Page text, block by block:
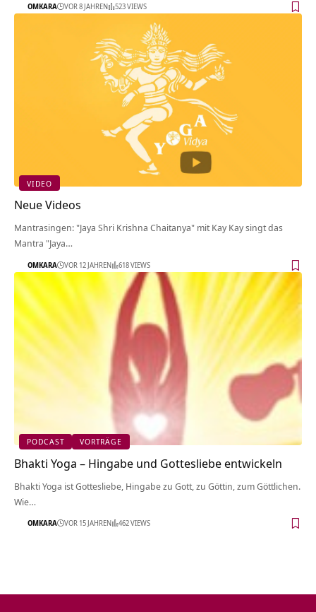
OMKARA VOR 8 JAHREN 523 VIEWS
VIDEO
Neue Videos
Mantrasingen: "Jaya Shri Krishna Chaitanya" mit Kay Kay singt das
Mantra "Jaya…
OMKARA VOR 12 JAHREN 618 VIEWS
PODCAST VORTRÄGE
Bhakti Yoga – Hingabe und Gottesliebe entwickeln
Bhakti Yoga ist Gottesliebe, Hingabe zu Gott, zu Göttin, zum Göttlichen.
Wie…
OMKARA VOR 15 JAHREN 462 VIEWS